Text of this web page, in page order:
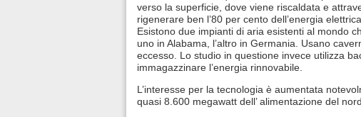
verso la superficie, dove viene riscaldata e
rigenerare ben l’80 per cento dell’energia elettrica.
Esistono due impianti di aria esistenti al mondo
uno in Alabama, l’altro in Germania. Usano
eccesso. Lo studio in questione invece utilizza
immagazzinare l’energia rinnovabile.
L’interesse per la tecnologia è aumentata
quasi 8.600 megawatt dell’ alimentazione del